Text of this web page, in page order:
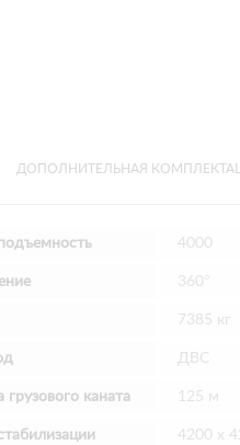
ДОПОЛНИТЕЛЬНАЯ
4000
360°
7385 кг
ДВС
грузового каната 125 м
4200 х